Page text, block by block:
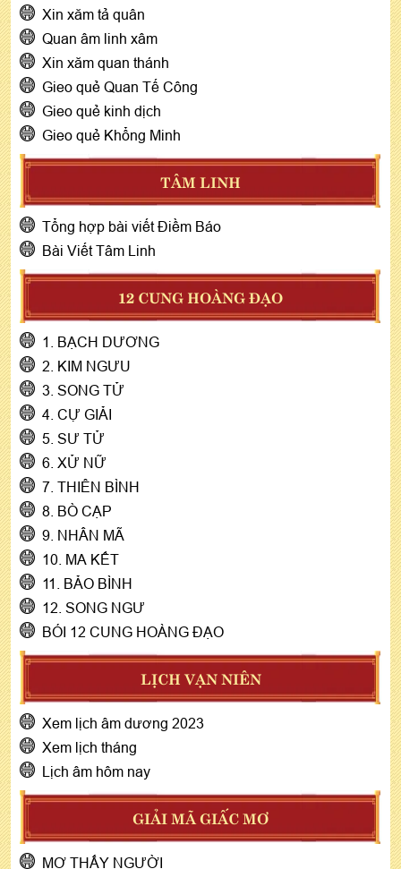
Xin xăm tả quân
Quan âm linh xâm
Xin xăm quan thánh
Gieo quẻ Quan Tế Công
Gieo quẻ kinh dịch
Gieo quẻ Khổng Minh
TÂM LINH
Tổng hợp bài viết Điềm Báo
Bài Viết Tâm Linh
12 CUNG HOÀNG ĐẠO
1. BẠCH DƯƠNG
2. KIM NGƯU
3. SONG TỬ
4. CỰ GIẢI
5. SƯ TỬ
6. XỬ NỮ
7. THIÊN BÌNH
8. BÒ CẠP
9. NHÂN MÃ
10. MA KẾT
11. BẢO BÌNH
12. SONG NGƯ
BÓI 12 CUNG HOÀNG ĐẠO
LỊCH VẠN NIÊN
Xem lịch âm dương 2023
Xem lịch tháng
Lịch âm hôm nay
GIẢI MÃ GIẤC MƠ
MƠ THẤY NGƯỜI